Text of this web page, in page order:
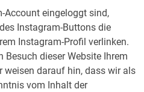
Account eingeloggt sind,
Instagram-Buttons die
Instagram-Profil verlinken.
dieser Website Ihrem
weisen darauf hin, dass wir als
vom Inhalt der